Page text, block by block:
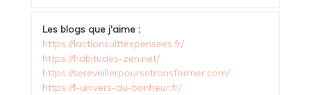
Les blogs que j'aime :
https://lactionsuittespensees.fr/
https://habitudes-zen.net/
https://sereveillerpoursetransformer.com/
https://l-univers-du-bonheur.fr/